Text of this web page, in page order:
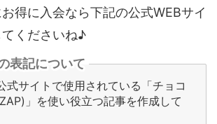
得に入会なら下記の公式WEBサイ
てくださいね♪
表記について
式サイトで使用されている「チョコ
」を使い役立つ記事を作成して